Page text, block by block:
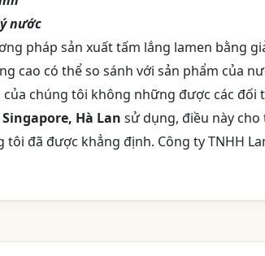
nước
pháp sản xuất tấm lắng lamen bằng
cao có thể so sánh với sản phẩm của
chúng tôi không những được các đối
Hà Lan sử dụng, điều này
đã được khẳng định. Công ty TNHH